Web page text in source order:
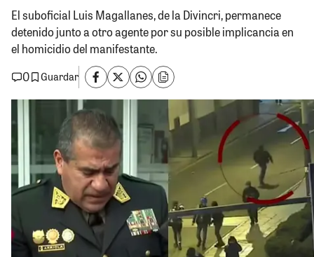
El suboficial Luis Magallanes, de la Divincri, permanece
detenido junto a otro agente por su posible implicancia en
el homicidio del manifestante.
0
Guardar